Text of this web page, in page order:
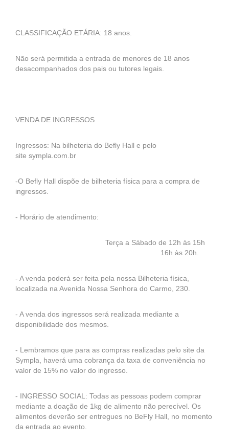
CLASSIFICAÇÃO ETÁRIA: 18 anos.
Não será permitida a entrada de menores de 18 anos
desacompanhados dos pais ou tutores legais.
VENDA DE INGRESSOS
Ingressos: Na bilheteria do Befly Hall e pelo
site sympla.com.br
-O Befly Hall dispõe de bilheteria física para a compra de
ingressos.
- Horário de atendimento:
Terça a Sábado de 12h às 15h
16h às 20h.
- A venda poderá ser feita pela nossa Bilheteria física,
localizada na Avenida Nossa Senhora do Carmo, 230.
- A venda dos ingressos será realizada mediante a
disponibilidade dos mesmos.
- Lembramos que para as compras realizadas pelo site da
Sympla, haverá uma cobrança da taxa de conveniência no
valor de 15% no valor do ingresso.
- INGRESSO SOCIAL: Todas as pessoas podem comprar
mediante a doação de 1kg de alimento não perecível. Os
alimentos deverão ser entregues no BeFly Hall, no momento
da entrada ao evento.